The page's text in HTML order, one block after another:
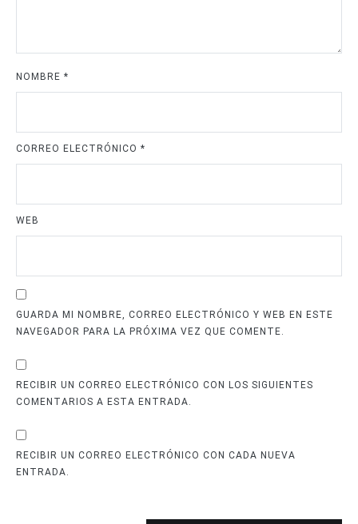
NOMBRE *
CORREO ELECTRÓNICO *
WEB
GUARDA MI NOMBRE, CORREO ELECTRÓNICO Y WEB EN ESTE
NAVEGADOR PARA LA PRÓXIMA VEZ QUE COMENTE.
RECIBIR UN CORREO ELECTRÓNICO CON LOS SIGUIENTES
COMENTARIOS A ESTA ENTRADA.
RECIBIR UN CORREO ELECTRÓNICO CON CADA NUEVA
ENTRADA.